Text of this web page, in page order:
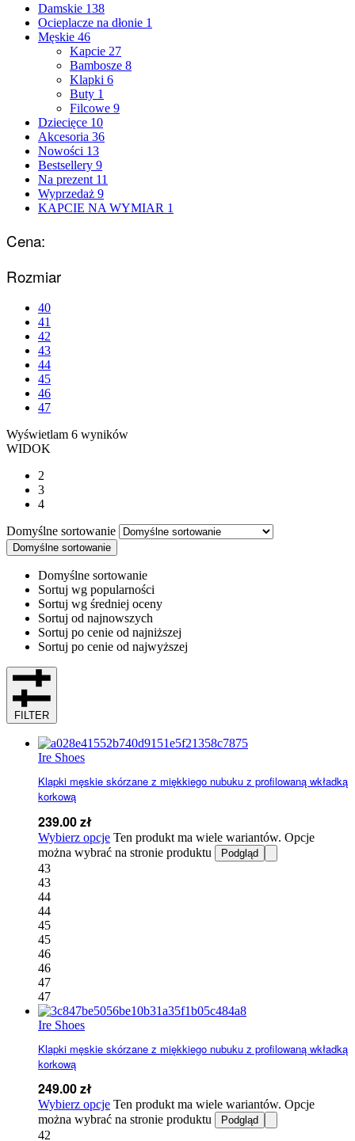
Damskie 138
Ocieplacze na dłonie 1
Męskie 46
Kapcie 27
Bambosze 8
Klapki 6
Buty 1
Filcowe 9
Dziecięce 10
Akcesoria 36
Nowości 13
Bestsellery 9
Na prezent 11
Wyprzedaż 9
KAPCIE NA WYMIAR 1
Cena:
Rozmiar
40
41
42
43
44
45
46
47
Wyświetlam 6 wyników
WIDOK
2
3
4
Domyślne sortowanie
Domyślne sortowanie
Domyślne sortowanie
Sortuj wg popularności
Sortuj wg średniej oceny
Sortuj od najnowszych
Sortuj po cenie od najniższej
Sortuj po cenie od najwyższej
FILTER
Ire Shoes
Klapki męskie skórzane z miękkiego nubuku z profilowaną wkładką
korkową
239.00zł
Wybierz opcje Ten produkt ma wiele wariantów. Opcje
można wybrać na stronie produktu
Podgląd
43
43
44
44
45
45
46
46
47
47
Ire Shoes
Klapki męskie skórzane z miękkiego nubuku z profilowaną wkładką
korkową
249.00zł
Wybierz opcje Ten produkt ma wiele wariantów. Opcje
można wybrać na stronie produktu
Podgląd
42